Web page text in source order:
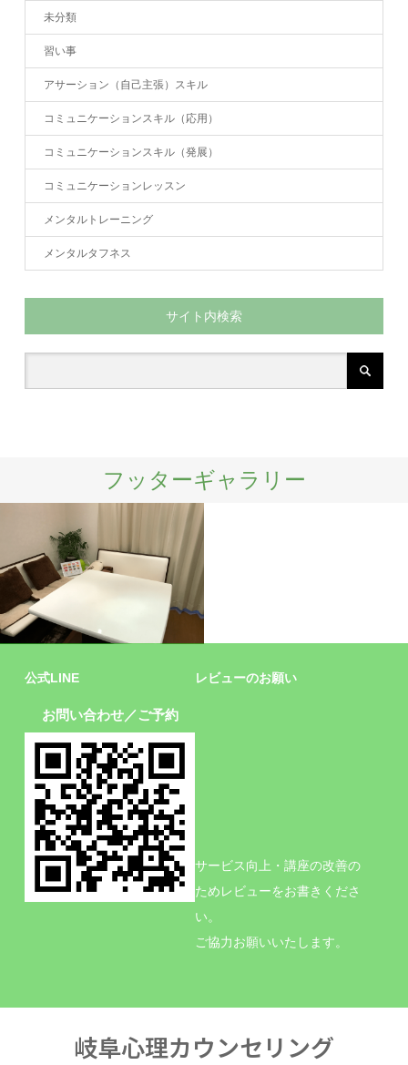
未分類
習い事
アサーション（自己主張）スキル
コミュニケーションスキル（応用）
コミュニケーションスキル（発展）
コミュニケーションレッスン
メンタルトレーニング
メンタルタフネス
サイト内検索
フッターギャラリー
施設
公式LINE
お問い合わせ／ご予約
レビューのお願い
岐阜心理カウンセリング